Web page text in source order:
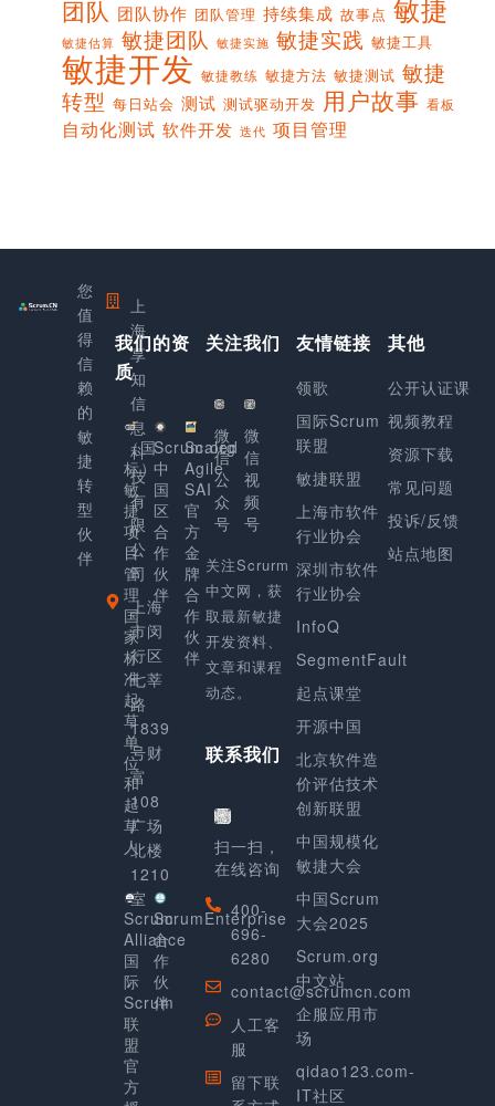
团队 团队协作 团队管理 持续集成 故事点 敏捷
敏捷估算 敏捷团队 敏捷实施 敏捷实践 敏捷工具
敏捷开发 敏捷教练 敏捷方法 敏捷测试 敏捷
转型 每日站会 测试 测试驱动开发 用户故事 看板
自动化测试 软件开发 迭代 项目管理
您
值
得
信
赖
的
敏
捷
转
型
伙
伴
上
海
享
知
信
息
科
技
有
限
公
司
上海
市闵
行区
七莘
路
1839
号财
富
108
广场
北楼
1210
室
我们的资
质
（国
标）
敏
捷
项
目
管
理
国
家
标
准
起
草
单
位
和
起
草
人
Scrum.org
中
国
区
合
作
伙
伴
Scaled
Agile
SAI
官
方
金
牌
合
作
伙
伴
Scrum
Alliance
国
际
Scrum
联
盟
官
方
ScrumEnterprise
合
作
伙
伴
关注我们
微
信
公
众
号
微
信
视
频
号
关注Scrurm
中文网，获
取最新敏捷
开发资料、
文章和课程
动态。
联系我们
扫一扫，
在线咨询
400-
696-
6280
contact@scrumcn.com
人工客
服
留下联
友情链接
领歌
国际Scrum
联盟
敏捷联盟
上海市软件
行业协会
深圳市软件
行业协会
InfoQ
SegmentFault
起点课堂
开源中国
北京软件造
价评估技术
创新联盟
中国规模化
敏捷大会
中国Scrum
大会2025
Scrum.org
中文站
企服应用市
场
qidao123.com-
IT社区
其他
公开认证课
视频教程
资源下载
常见问题
投诉/反馈
站点地图